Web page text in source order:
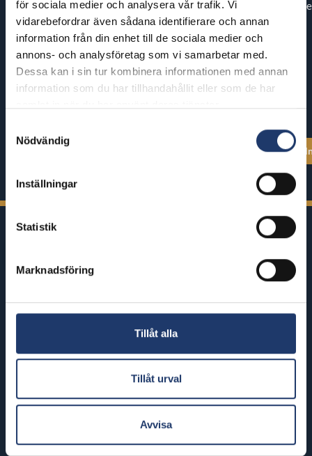
för sociala medier och analysera vår trafik. Vi
vidarebefordrar även sådana identifierare och annan
information från din enhet till de sociala medier och
annons- och analysföretag som vi samarbetar med.
Dessa kan i sin tur kombinera informationen med annan
information som du har tillhandahållit eller som de har
Nödvändig
Inställningar
Statistik
Marknadsföring
Tillåt alla
Tillåt urval
Avvisa
Premiär: tor 13.8.
Se alla föreställningstider
Premiär:
Se alla
BioRex har 12 biografer runt om i
Hyvinkää
Riihimäki
Rovaniemi
BioRex Rovaniemi